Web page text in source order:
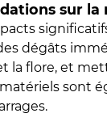
sur la
dégâts
la flore, et
sont